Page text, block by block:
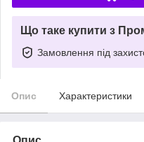
Що таке купити з
Замовлення під
Опис Характеристики